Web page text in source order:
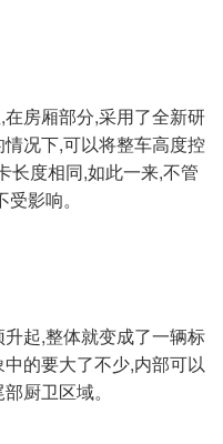
房厢部分,采用了全新研
况下,可以将整车高度控
长度相同,如此一来,不管
影响。
起,整体就变成了一辆标
的要大了不少,内部可以
厨卫区域。